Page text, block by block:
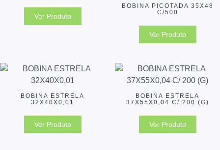
Ver Produto
BOBINA PICOTADA 35X48
C/500
Ver Produto
BOBINA ESTRELA
32X40X0,01
Ver Produto
BOBINA ESTRELA
37X55X0,04 C/ 200 (G)
Ver Produto